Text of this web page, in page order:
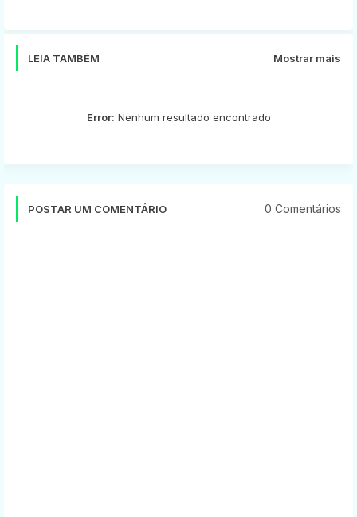
LEIA TAMBÉM Mostrar mais
Error: Nenhum resultado encontrado
POSTAR UM COMENTÁRIO 0 Comentários